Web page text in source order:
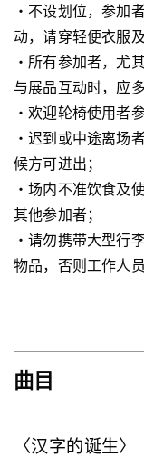
・不设划位，参加
动，请穿轻便衣服
・所有参加者，尤
与展品互动时，应多
・欢迎轮椅使用者
・迟到或中途离场
候方可进出；
・场内不准饮食及
其他参加者；
・请勿携带大型行
物品，否则工作人
曲目
〈汉字的诞生〉